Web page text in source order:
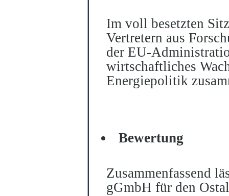
Im voll besetzten
Vertretern aus
der EU-
wirtschaftliches
Energiepolitik
Bewertung
Zusammenfassend
gGmbH für den